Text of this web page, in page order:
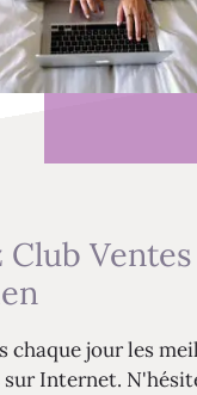
chaque jour les
Internet.